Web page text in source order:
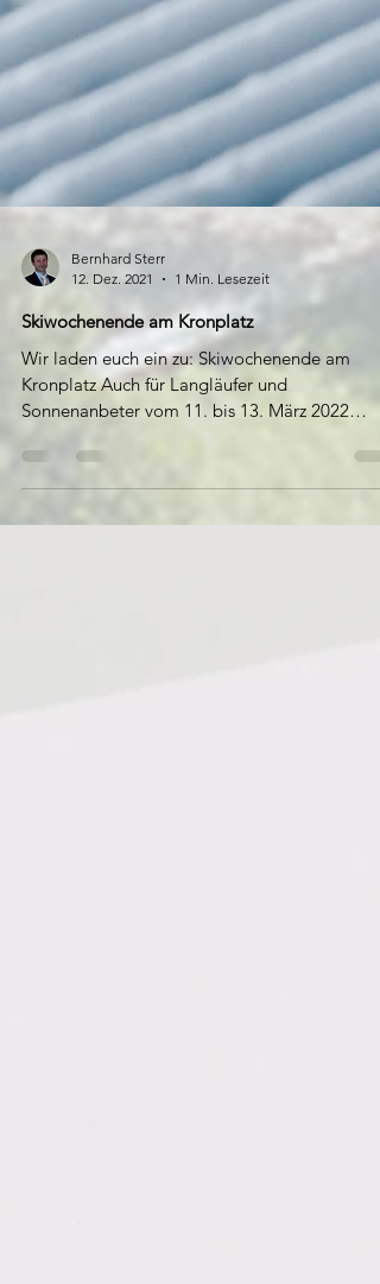
Bernhard Sterr
12. Dez. 2021
1 Min. Lesezeit
Skiwochenende am Kronplatz
Kronplatz Auch für Langläufer und
Sonnenanbeter vom 11. bis 13. März 2022
Abfahrt: Freitag, 15:00...